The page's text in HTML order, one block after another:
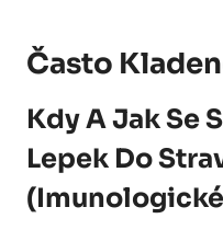
Často
Kdy A Jak Se
Lepek Do